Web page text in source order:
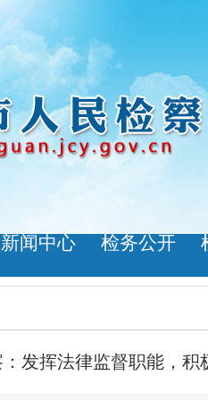
新闻中心 检务公开
发挥法律监督职能，积